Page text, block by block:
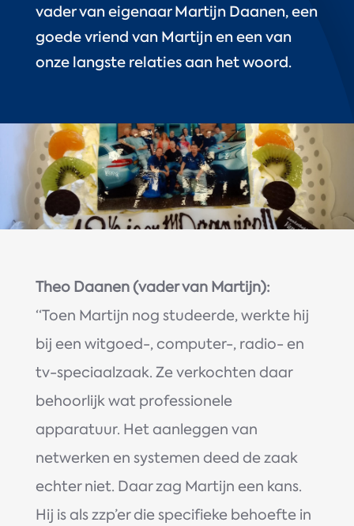
vader van eigenaar Martijn Daanen, een
goede vriend van Martijn en een van
onze langste relaties aan het woord.
Theo Daanen (vader van Martijn):
‘‘Toen Martijn nog studeerde, werkte hij
bij een witgoed-, computer-, radio- en
tv-speciaalzaak. Ze verkochten daar
behoorlijk wat professionele
apparatuur. Het aanleggen van
netwerken en systemen deed de zaak
echter niet. Daar zag Martijn een kans.
Hij is als zzp’er die specifieke behoefte in